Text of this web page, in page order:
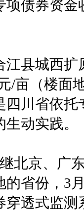
项债券资金
江县城西扩
/亩（楼面
四川省依托
动实践。
北京、广
的省份，3
穿透式监测